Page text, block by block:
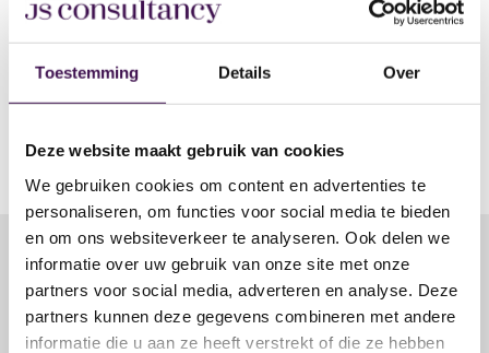
Toestemming Details Over
Deze website maakt gebruik van cookies
We gebruiken cookies om content en advertenties te
personaliseren, om functies voor social media te bieden
en om ons websiteverkeer te analyseren. Ook delen we
informatie over uw gebruik van onze site met onze
partners voor social media, adverteren en analyse. Deze
partners kunnen deze gegevens combineren met andere
informatie die u aan ze heeft verstrekt of die ze hebben
Bel Stuur bericht
Bezoek
Mail mij
Deel vacature via:
Delen via linkedin
Delen via facebook
Delen via whatsapp
Delen via e-mail
Solliciteer op deze vacature